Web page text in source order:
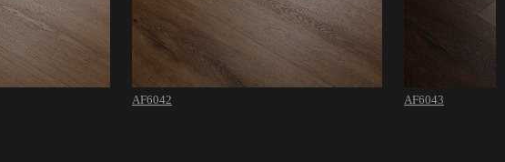
AF6042 AF6043